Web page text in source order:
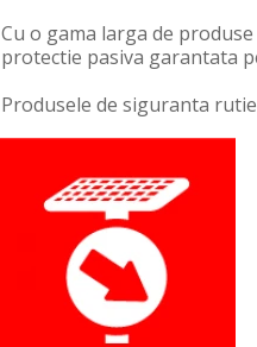
Cu o gama larga de
protectie pasiva garantata
Produsele de siguranta